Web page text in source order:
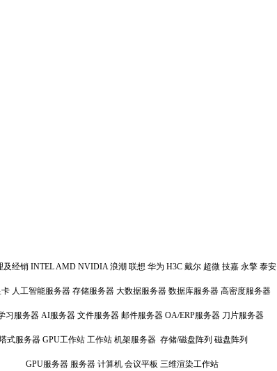
及经销 INTEL AMD NVIDIA 浪潮 联想 华为 H3C 戴尔 超微 技嘉 永擎 泰安
卡 人工智能服务器 存储服务器 大数据服务器 数据库服务器 高密度服务器
习服务器 AI服务器 文件服务器 邮件服务器 OA/ERP服务器 刀片服务器
式服务器 GPU工作站 工作站 机架服务器 存储/磁盘阵列 磁盘阵列
GPU服务器 服务器 计算机 会议平板 三维渲染工作站